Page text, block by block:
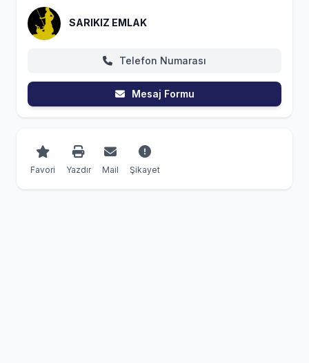
SARIKIZ EMLAK
Telefon Numarası
Mesaj Formu
Favori Yazdır Mail Şikayet